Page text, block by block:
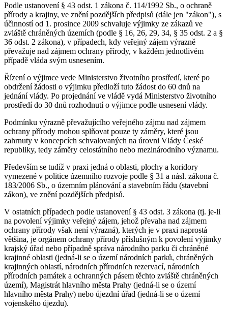
Podle ustanovení § 43 odst. 1 zákona č. 114/1992 Sb., o ochraně
přírody a krajiny, ve znění pozdějších předpisů (dále jen "zákon"), s
účinností od 1. prosince 2009 schvaluje výjimky ze zákazů ve
zvláště chráněných územích (podle § 16, 26, 29, 34, § 35 odst. 2 a §
36 odst. 2 zákona), v případech, kdy veřejný zájem výrazně
převažuje nad zájmem ochrany přírody, v každém jednotlivém
případě vláda svým usnesením.
Řízení o výjimce vede Ministerstvo životního prostředí, které po
obdržení žádosti o výjimku předloží tuto žádost do 60 dnů na
jednání vlády. Po projednání ve vládě vydá Ministerstvo životního
prostředí do 30 dnů rozhodnutí o výjimce podle usnesení vlády.
Podmínku výrazně převažujícího veřejného zájmu nad zájmem
ochrany přírody mohou splňovat pouze ty záměry, které jsou
zahrnuty v koncepcích schvalovaných na úrovni Vlády České
republiky, tedy záměry celostátního nebo mezinárodního významu.
Především se tudíž v praxi jedná o oblasti, plochy a koridory
vymezené v politice územního rozvoje podle § 31 a násl. zákona č.
183/2006 Sb., o územním plánování a stavebním řádu (stavební
zákon), ve znění pozdějších předpisů.
V ostatních případech podle ustanovení § 43 odst. 3 zákona (tj. je-li
na povolení výjimky veřejný zájem, jehož převaha nad zájmem
ochrany přírody však není výrazná), kterých je v praxi naprostá
většina, je orgánem ochrany přírody příslušným k povolení výjimky
krajský úřad nebo případně správa národního parku či chráněné
krajinné oblasti (jedná-li se o území národních parků, chráněných
krajinných oblastí, národních přírodních rezervací, národních
přírodních památek a ochranných pásem těchto zvláště chráněných
území), Magistrát hlavního města Prahy (jedná-li se o území
hlavního města Prahy) nebo újezdní úřad (jedná-li se o území
vojenského újezdu).